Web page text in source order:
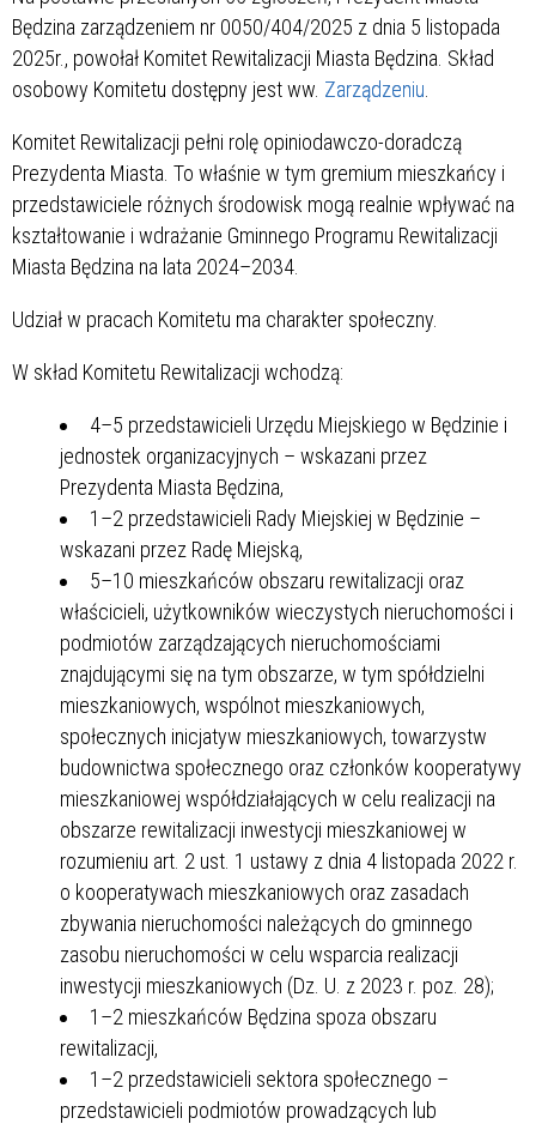
Będzina zarządzeniem nr 0050/404/2025 z dnia 5 listopada
2025r., powołał Komitet Rewitalizacji Miasta Będzina. Skład
osobowy Komitetu dostępny jest ww. Zarządzeniu
Komitet Rewitalizacji pełni rolę opiniodawczo-doradczą
Prezydenta Miasta. To właśnie w tym gremium mieszkańcy i
przedstawiciele różnych środowisk mogą realnie wpływać na
kształtowanie i wdrażanie Gminnego Programu Rewitalizacji
Miasta Będzina na lata 2024–2034.
Udział w pracach Komitetu ma charakter społeczny.
W skład Komitetu Rewitalizacji wchodzą:
4–5 przedstawicieli Urzędu Miejskiego w Będzinie i
jednostek organizacyjnych – wskazani przez
Prezydenta Miasta Będzina,
1–2 przedstawicieli Rady Miejskiej w Będzinie –
wskazani przez Radę Miejską,
5–10 mieszkańców obszaru rewitalizacji oraz
właścicieli, użytkowników wieczystych nieruchomości i
podmiotów zarządzających nieruchomościami
znajdującymi się na tym obszarze, w tym spółdzielni
mieszkaniowych, wspólnot mieszkaniowych,
społecznych inicjatyw mieszkaniowych, towarzystw
budownictwa społecznego oraz członków kooperatywy
mieszkaniowej współdziałających w celu realizacji na
obszarze rewitalizacji inwestycji mieszkaniowej w
rozumieniu art. 2 ust. 1 ustawy z dnia 4 listopada 2022 r.
o kooperatywach mieszkaniowych oraz zasadach
zbywania nieruchomości należących do gminnego
zasobu nieruchomości w celu wsparcia realizacji
inwestycji mieszkaniowych (Dz. U. z 2023 r. poz. 28);
1–2 mieszkańców Będzina spoza obszaru
rewitalizacji,
1–2 przedstawicieli sektora społecznego –
przedstawicieli podmiotów prowadzących lub